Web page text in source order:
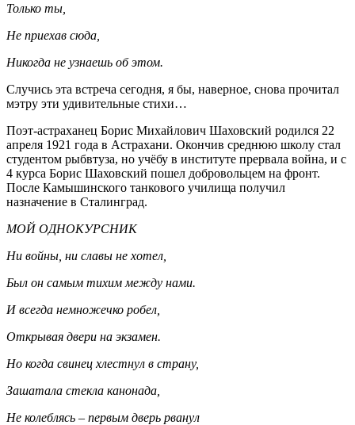
Только ты,
Не приехав сюда,
Никогда не узнаешь об этом.
Случись эта встреча сегодня, я бы, наверное, снова прочитал
мэтру эти удивительные стихи…
Поэт-астраханец Борис Михайлович Шаховский родился 22
апреля 1921 года в Астрахани. Окончив среднюю школу стал
студентом рыбвтуза, но учёбу в институте прервала война, и с
4 курса Борис Шаховский пошел добровольцем на фронт.
После Камышинского танкового училища получил
назначение в Сталинград.
МОЙ ОДНОКУРСНИК
Ни войны, ни славы не хотел,
Был он самым тихим между нами.
И всегда немножечко робел,
Открывая двери на экзамен.
Но когда свинец хлестнул в страну,
Зашатала стекла канонада,
Не колеблясь – первым дверь рванул